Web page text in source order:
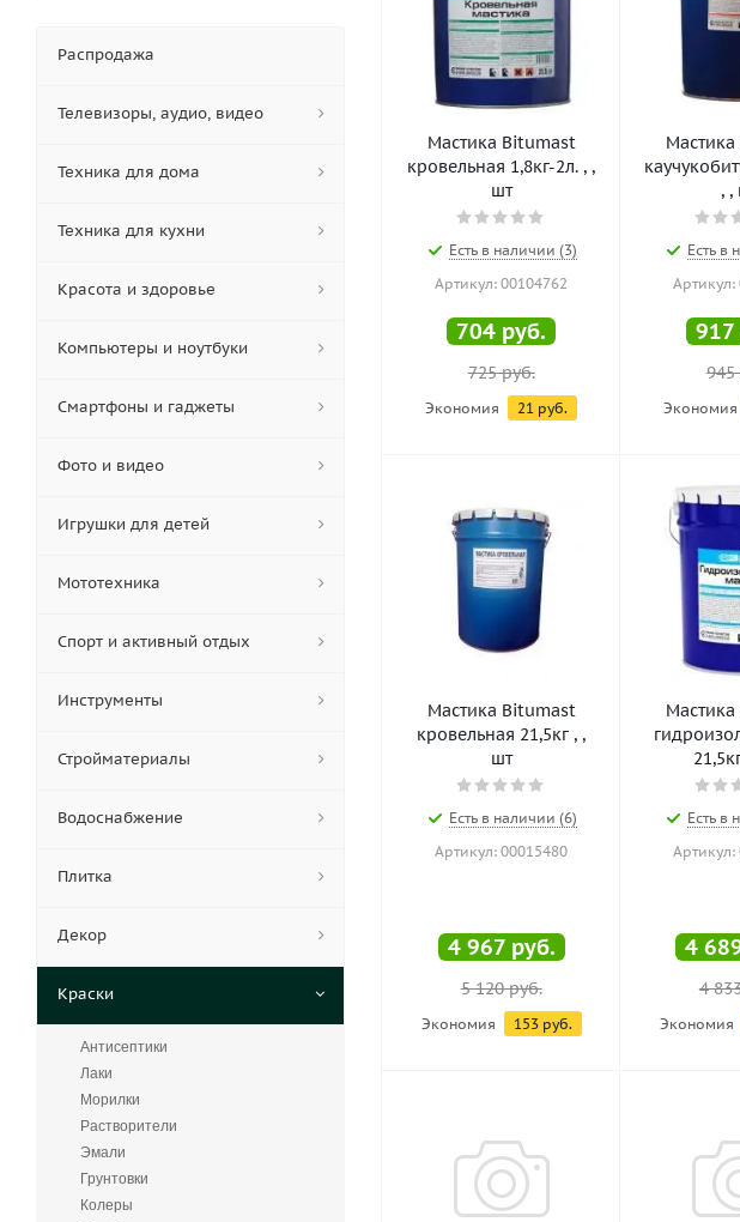
Мастика Bitumast
кровельная 1,8кг-2л. , ,
шт
Есть в наличии (3)
Артикул: 00104762
704 руб.
725руб.
Экономия 21 руб.
, ,
Есть в
Артикул:
917
945
Экономия
Мастика Bitumast
кровельная 21,5кг , ,
шт
Есть в наличии (6)
Артикул: 00015480
4 967руб.
5 120руб.
Экономия 153руб.
Есть в
Артикул:
4
4
Экономия
Распродажа
Телевизоры, аудио, видео
Техника для дома
Техника для кухни
Красота и здоровье
Компьютеры и ноутбуки
Смартфоны и гаджеты
Фото и видео
Игрушки для детей
Мототехника
Спорт и активный отдых
Инструменты
Стройматериалы
Водоснабжение
Плитка
Декор
Краски
Антисептики
Лаки
Морилки
Растворители
Эмали
Грунтовки
Колеры